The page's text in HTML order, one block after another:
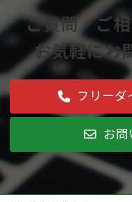
ご質問・ご
お気軽にお
フリー
お問